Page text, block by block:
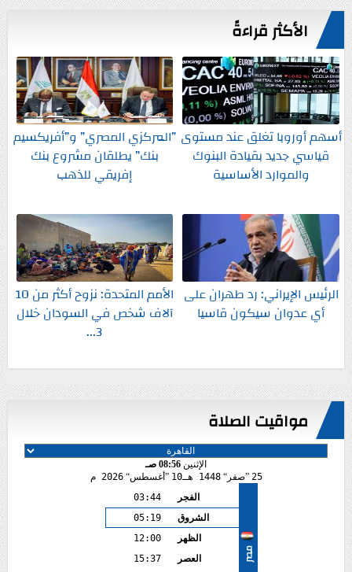
الأكثر قراءةً
أسهم أوروبا تغلق عند مستوى
قياسي جديد بقيادة البنوك
والموارد الأساسية
”المركزي المصري” و”أفريكسيم
بنك” يطلقان مشروع بنك
إفريقي للذهب
الرئيس الإيراني: رد طهران على
أي عدوان سيكون قاسيا
الأمم المتحدة: نزوح أكثر من 10
آلاف شخص في السودان خلال
3...
مواقيت الصلاة
الإثنين 08:56 صـ
25
صفر 1448 هـ 10 أغسطس 2026 م
مصر
الفجر
03:44
الشروق
05:19
الظهر
12:00
العصر
15:37